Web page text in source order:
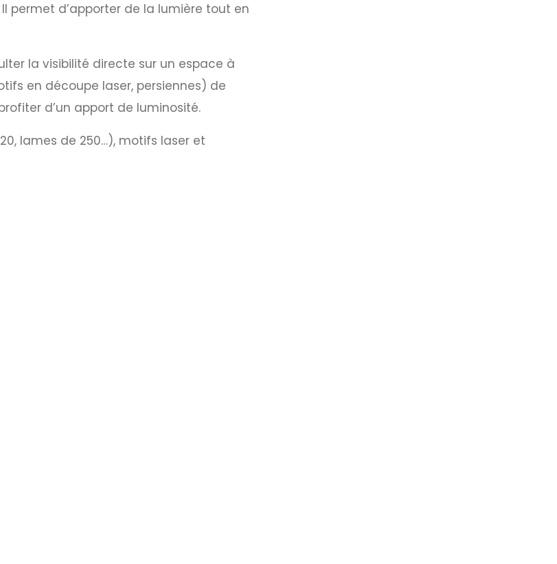
permet d’apporter de la lumière tout en
la visibilité directe sur un espace à
en découpe laser, persiennes) de
d’un apport de luminosité.
lames de 250…), motifs laser et